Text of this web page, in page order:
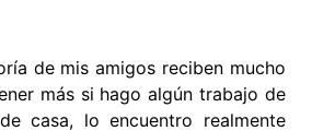
de mis amigos reciben mucho
más si hago algún trabajo de
casa, lo encuentro realmente